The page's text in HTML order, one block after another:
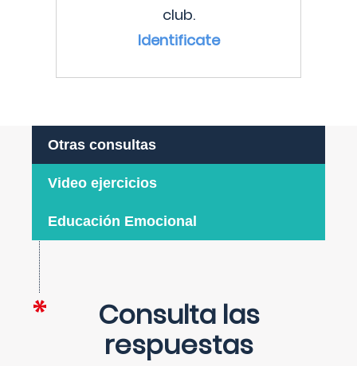
club.
Identificate
Otras consultas
Video ejercicios
Educación Emocional
Consulta las
respuestas